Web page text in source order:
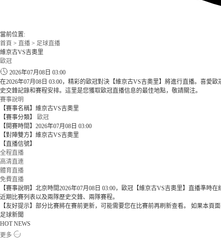
當前位置:
首頁 > 直播 > 足球直播
維京古VS吉奧里
歐冠
2026年07月08日 03:00
在2026年07月08日 03:00，精彩的歐冠對決【維京古VS吉奧里】將進行直播。喜
史交鋒記錄和賽程安排。這里是您獲取歐冠直播信息的最佳地點，敬請關注。
賽事說明
【賽事名稱】維京古VS吉奧里
【賽事分類】 歐冠
【開賽時間】2026年07月08日 03:00
【對陣雙方】維京古VS吉奧里
【直播信號】
全程直播
高清直連
體育直播
免費直播
【賽事說明】北京時間2026年07月08日 03:00，歐冠【維京古VS吉奧里】直播準
近期比賽列表以及兩隊歷史交鋒、兩隊賽程。
【友好提示】部分比賽將在賽前更新，可能需要您在比賽前再刷新查看。 如果本
足球新聞
HOT NEWS
更多